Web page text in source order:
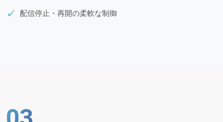
配信停止・再開の柔軟な制御